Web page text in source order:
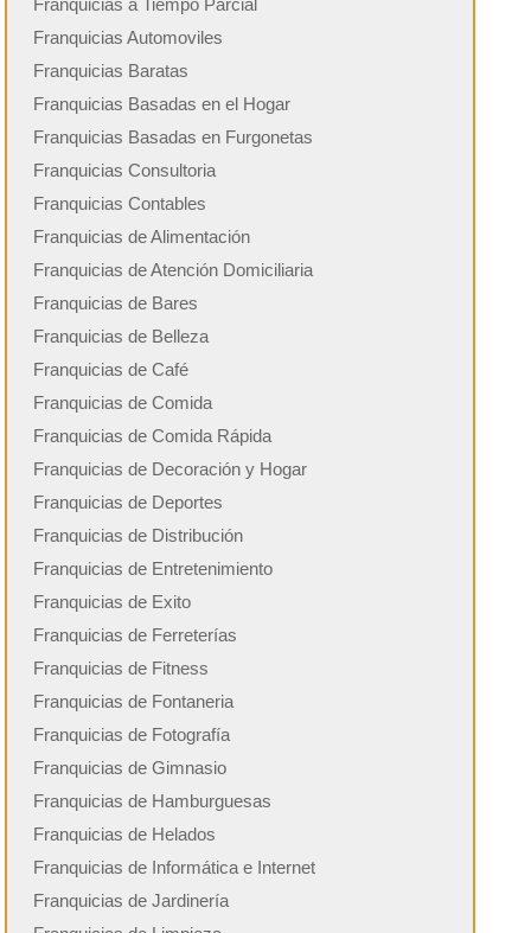
Franquicias Automoviles
Franquicias Baratas
Franquicias Basadas en el Hogar
Franquicias Basadas en Furgonetas
Franquicias Consultoria
Franquicias Contables
Franquicias de Alimentación
Franquicias de Atención Domiciliaria
Franquicias de Bares
Franquicias de Belleza
Franquicias de Café
Franquicias de Comida
Franquicias de Comida Rápida
Franquicias de Decoración y Hogar
Franquicias de Deportes
Franquicias de Distribución
Franquicias de Entretenimiento
Franquicias de Exito
Franquicias de Ferreterías
Franquicias de Fitness
Franquicias de Fontaneria
Franquicias de Fotografía
Franquicias de Gimnasio
Franquicias de Hamburguesas
Franquicias de Helados
Franquicias de Informática e Internet
Franquicias de Jardinería